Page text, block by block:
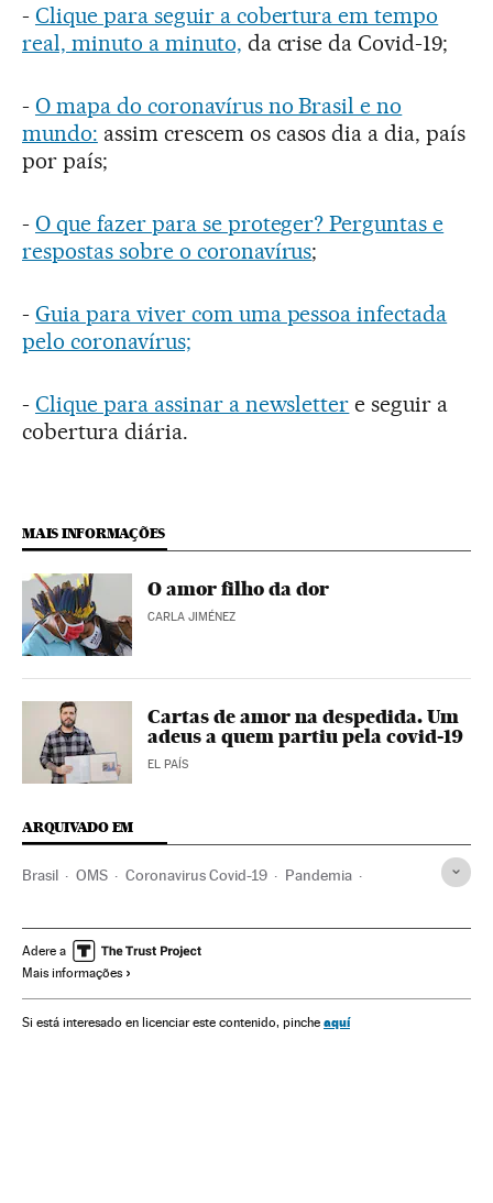
- Clique para seguir a cobertura em tempo
real, minuto a minuto, da crise da Covid-19;
- O mapa do coronavírus no Brasil e no
mundo: assim crescem os casos dia a dia, país
por país;
- O que fazer para se proteger? Perguntas e
respostas sobre o coronavírus;
- Guia para viver com uma pessoa infectada
pelo coronavírus;
- Clique para assinar a newsletter e seguir a
cobertura diária.
MAIS INFORMAÇÕES
O amor filho da dor
CARLA JIMÉNEZ
Cartas de amor na despedida. Um
adeus a quem partiu pela covid-19
EL PAÍS
ARQUIVADO EM
Brasil OMS Coronavirus Covid-19 Pandemia
Ministério Saúde Jair Bolsonaro
Palácio do Planalto
Câmara Deputados Senado Federal STF Cloroquina
Adere a
Mais informações
Si está interesado en licenciar este contenido, pinche aquí